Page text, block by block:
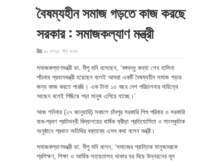
বৈষম্যহীন সমাজ গড়তে কাজ করছে
সরকার : সমাজকল্যাণ মন্ত্রী
in চাঁদপুর শীর্ষ সংবাদ
সমাজকল্যাণমন্ত্রী ডা. দীপু মনি বলেছেন, ‘বঙ্গবন্ধু কন্যা শেখ হাসিনা
পাঁচবার প্রধানমন্ত্রী হয়েছেন বলেই আমরা একটি বৈষম্যহীন সমাজ গড়ার
জন্য কাজ করতে পারছি। এক টানা ১৫ বছর দেশ পরিচালনার দায়িত্বে
আছেন বলেই পিছিয়ে পড়া মানুষ এগিয়ে যাচ্ছে।’
আজ শনিবার (২৭ জানুয়ারি) সকালে চাঁদপুর সরকারি শিশু পরিবার ও সরকারি
বাক-শ্রবণ প্রতিবন্ধী বিদ্যালয়ের বার্ষিক ক্রীড়া প্রতিযোগিতা ও সাংস্কৃতিক
অনুষ্ঠানে প্রধান অতিথির বক্তব্যে এসব কথা বলেন মন্ত্রী।
সমাজকল্যাণমন্ত্রী ডা. দীপু মনি বলেন, ‘সমাজের প্রান্তিক মানুষদেরকে
প্রশিক্ষণ, শিক্ষা ও আর্থিক সহায়তাসহ থাকার ঘর দিয়ে উন্নয়নের মূল